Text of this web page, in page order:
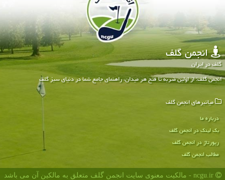
انجمن گلف
گلف در ایران
انجمن گلف: از اولین ضربه تا فتح هر میدان، راهنمای جامع شما در دنیای سبز گلف
میانبرهای انجمن گلف
درباره ما
بک لینک در انجمن گلف
رپورتاژ در انجمن گلف
مطالب انجمن گلف
ncgu.ir - مالکیت معنوی سایت انجمن گلف متعلق به مالکین آن می باشد